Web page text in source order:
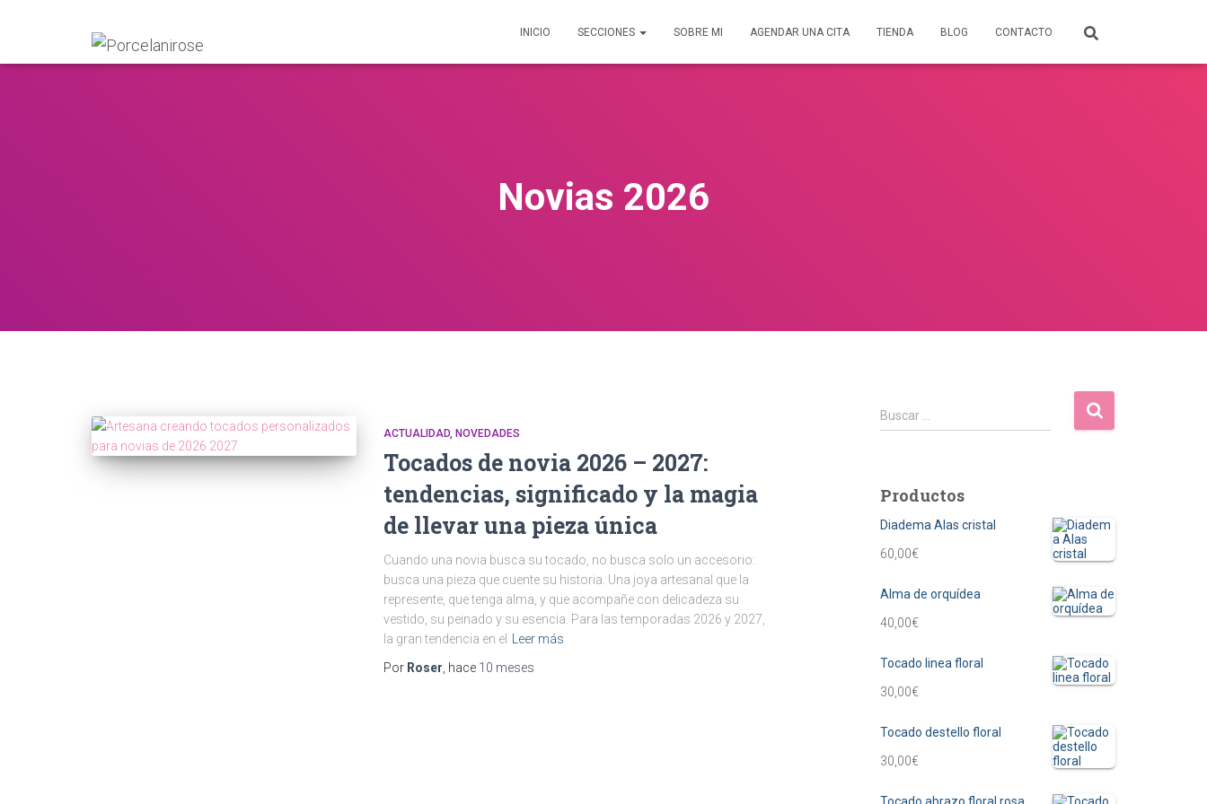
INICIO SECCIONES SOBRE MI AGENDAR UNA CITA TIENDA BLOG CONTACTO
Novias 2026
ACTUALIDAD NOVEDADES
Tocados de novia 2026 – 2027:
tendencias, significado y la magia
de llevar una pieza única
Cuando una novia busca su tocado, no busca solo un accesorio:
busca una pieza que cuente su historia. Una joya artesanal que la
represente, que tenga alma, y que acompañe con delicadeza su
vestido, su peinado y su esencia. ​Para las temporadas 2026 y 2027,
la gran tendencia en el
Leer más
Por Roser , hace 10 meses
B
u
a
:
Buscar …
Productos
Diadema Alas cristal
60,00€
Alma de orquídea
40,00€
Tocado linea floral
30,00€
Tocado destello floral
30,00€